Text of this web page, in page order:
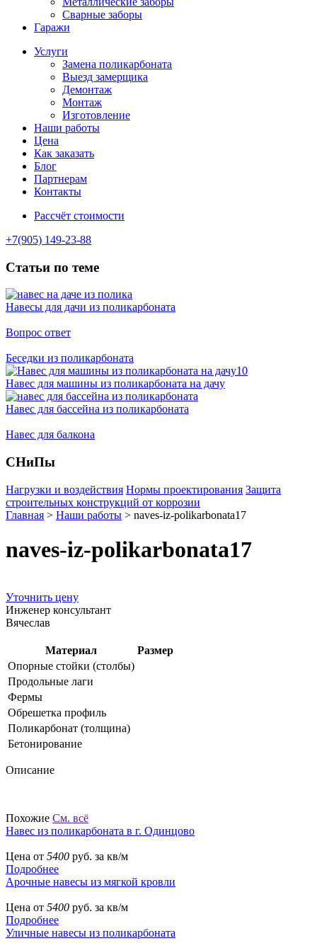
Сварные заборы
Гаражи
Услуги
Замена поликарбоната
Выезд замерщика
Демонтаж
Монтаж
Изготовление
Наши работы
Цена
Как заказать
Блог
Партнерам
Контакты
Рассчёт стоимости
+7(905) 149-23-88
Статьи по теме
Навесы для дачи из поликарбоната
Вопрос ответ
Беседки из поликарбоната
Навес для машины из поликарбоната на дачу
Навес для бассейна из поликарбоната
Навес для балкона
СНиПы
Нагрузки и воздействия Нормы проектирования Защита
строительных конструкций от коррозии
Главная > Наши работы > naves-iz-polikarbonata17
naves-iz-polikarbonata17
Уточнить цену
Инженер консультант
Вячеслав
Материал
Размер
Опорные стойки (столбы)
Продольные лаги
Фермы
Обрешетка профиль
Поликарбонат (толщина)
Бетонирование
Описание
Похожие См. всё
Навес из поликарбоната в г. Одинцово
Цена от 5400 руб. за кв/м
Подробнее
Арочные навесы из мягкой кровли
Цена от 5400 руб. за кв/м
Подробнее
Уличные навесы из поликарбоната